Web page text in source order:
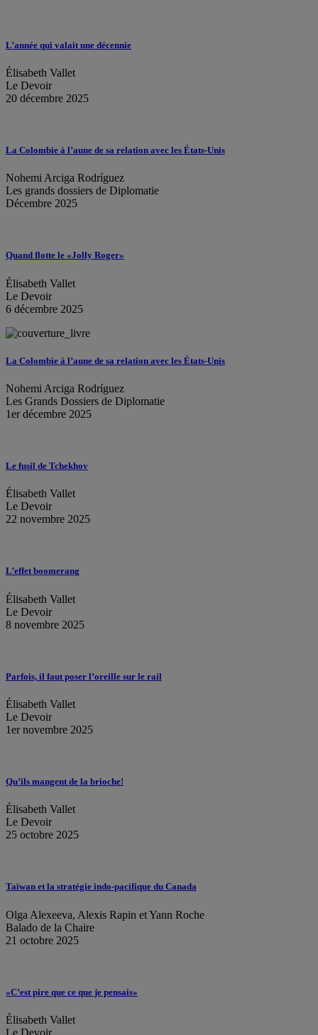
L’année qui valait une décennie
Élisabeth Vallet
Le Devoir
20 décembre 2025
La Colombie à l’aune de sa relation avec les États-Unis
Nohemi Arciga Rodríguez
Les grands dossiers de Diplomatie
Décembre 2025
Quand flotte le «Jolly Roger»
Élisabeth Vallet
Le Devoir
6 décembre 2025
La Colombie à l’aune de sa relation avec les États-Unis
Nohemi Arciga Rodríguez
Les Grands Dossiers de Diplomatie
1er décembre 2025
Le fusil de Tchekhov
Élisabeth Vallet
Le Devoir
22 novembre 2025
L’effet boomerang
Élisabeth Vallet
Le Devoir
8 novembre 2025
Parfois, il faut poser l’oreille sur le rail
Élisabeth Vallet
Le Devoir
1er novembre 2025
Qu’ils mangent de la brioche!
Élisabeth Vallet
Le Devoir
25 octobre 2025
Taïwan et la stratégie indo-pacifique du Canada
Olga Alexeeva, Alexis Rapin et Yann Roche
Balado de la Chaire
21 octobre 2025
«C’est pire que ce que je pensais»
Élisabeth Vallet
Le Devoir